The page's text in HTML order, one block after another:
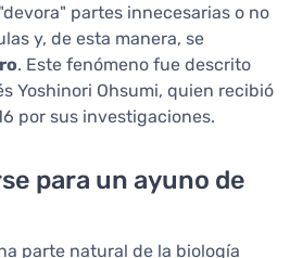
partes innecesarias o no
y, de esta manera, se
. Este fenómeno fue descrito
Yoshinori Ohsumi, quien recibió
por sus investigaciones.
para un ayuno de
parte natural de la biología